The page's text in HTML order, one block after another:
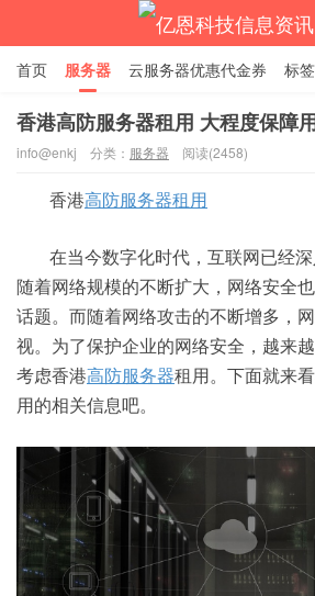
首页 服务器 云服务器优惠代金券 标
香港高防服务器租用 大程度保障
info@enkj 分类： 服务器 阅读(2458)
香港高防服务器租用
在当今数字化时代，互联网已经
随着网络规模的不断扩大，网络安全
话题。而随着网络攻击的不断增多，
视。为了保护企业的网络安全，越来
考虑香港高防服务器租用。下面就来
用的相关信息吧。